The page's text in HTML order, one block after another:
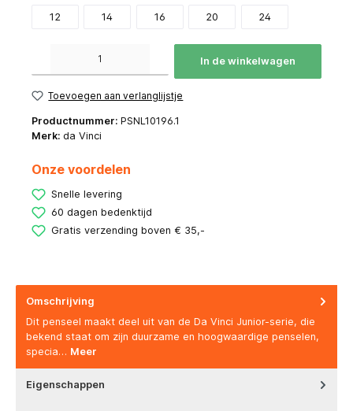
12 14 16 20 24
In de winkelwagen
Toevoegen aan verlanglijstje
Productnummer: PSNL10196.1
Merk: da Vinci
Onze voordelen
Snelle levering
60 dagen bedenktijd
Gratis verzending boven € 35,-
Omschrijving
Dit penseel maakt deel uit van de Da Vinci Junior-serie, die
bekend staat om zijn duurzame en hoogwaardige penselen,
specia… Meer
Eigenschappen